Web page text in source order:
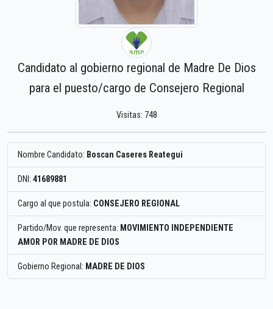
Candidato al gobierno regional de Madre De Dios
para el puesto/cargo de Consejero Regional
Visitas: 748
Nombre Candidato: Boscan Caseres Reategui
DNI: 41689881
Cargo al que postula: CONSEJERO REGIONAL
Partido/Mov. que representa: MOVIMIENTO INDEPENDIENTE
AMOR POR MADRE DE DIOS
Gobierno Regional: MADRE DE DIOS